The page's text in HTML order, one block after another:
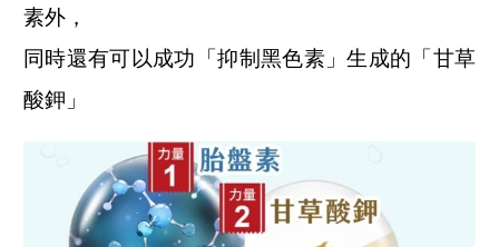
素外，
同時還有可以成功「抑制黑色素」生成的「甘草
酸鉀」